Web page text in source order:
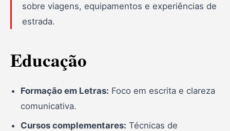
sobre viagens, equipamentos e experiências de
estrada.
Educação
Formação em Letras: Foco em escrita e clareza
comunicativa.
Cursos complementares: Técnicas de